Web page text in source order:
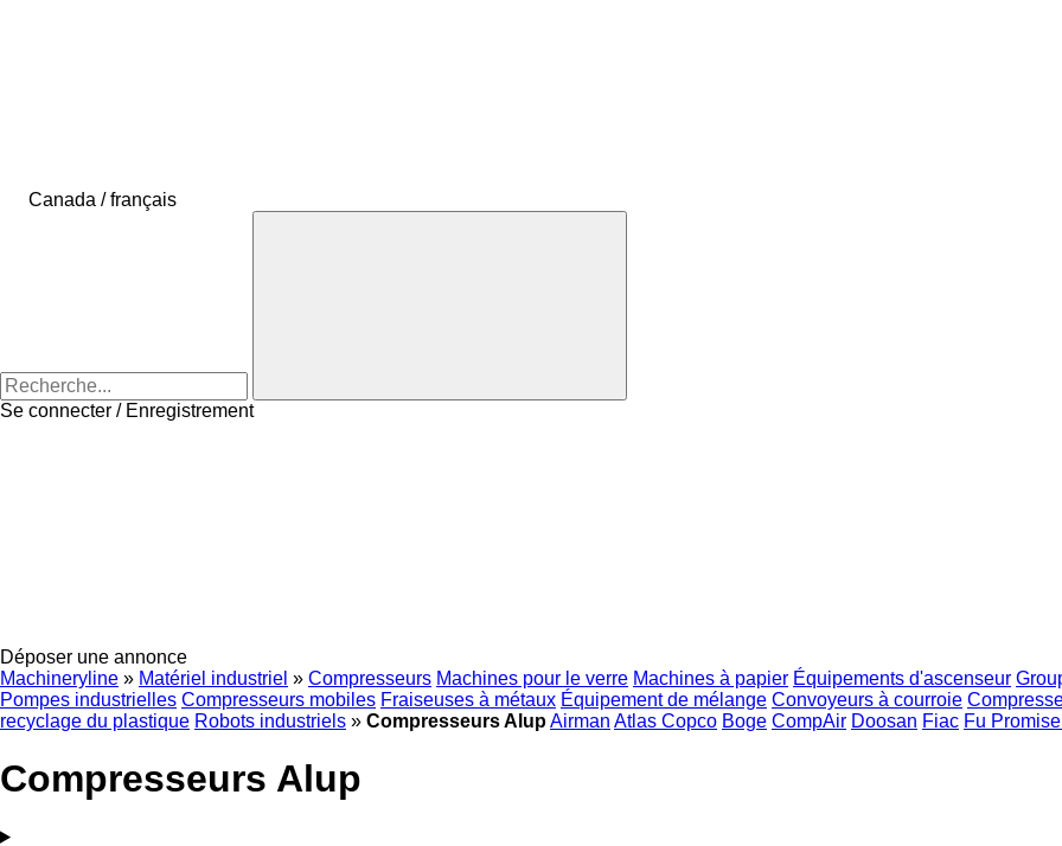
Canada / français
Se connecter / Enregistrement
Déposer une annonce
Machineryline » Matériel industriel » Compresseurs Machines pour le verre Machines à papier Équipements d'ascenseur
Pompes industrielles Compresseurs mobiles Fraiseuses à métaux Équipement de mélange Convoyeurs à courroie
recyclage du plastique Robots industriels » Compresseurs AlupAirman Atlas Copco Boge CompAir Doosan Fiac Fu
Compresseurs Alup